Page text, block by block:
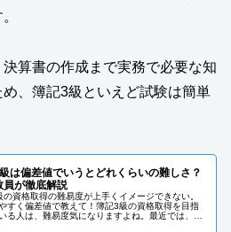
算書の作成まで実務で必要な知
、簿記3級といえど試験は簡単
は偏差値でいうとどれくらいの難しさ？
員が徹底解説
の資格取得の難易度が上手くイメージできない。
すく偏差値で教えて！簿記3級の資格取得を目指
る人は、難易度気になりますよね。最近では、簿